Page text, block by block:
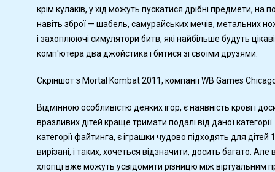
крім кулаків, у хід можуть пускатися дрібні предмети, на
навіть зброї — шабель, самурайських мечів, метальних
і захоплюючі симулятори битв, які найбільше будуть
комп'ютера два джойстика і битися зі своїми друзями.
Скріншот з Mortal Kombat 2011, компанії WB Games
Відмінною особливістю деяких ігор, є наявність крові і
вразливих дітей краще тримати подалі від даної
категорії файтинга, є іграшки чудово підходять для
вирізані, і таких, хочеться відзначити, досить багато. Але
хлопці вже можуть усвідомити різницю між віртуальним